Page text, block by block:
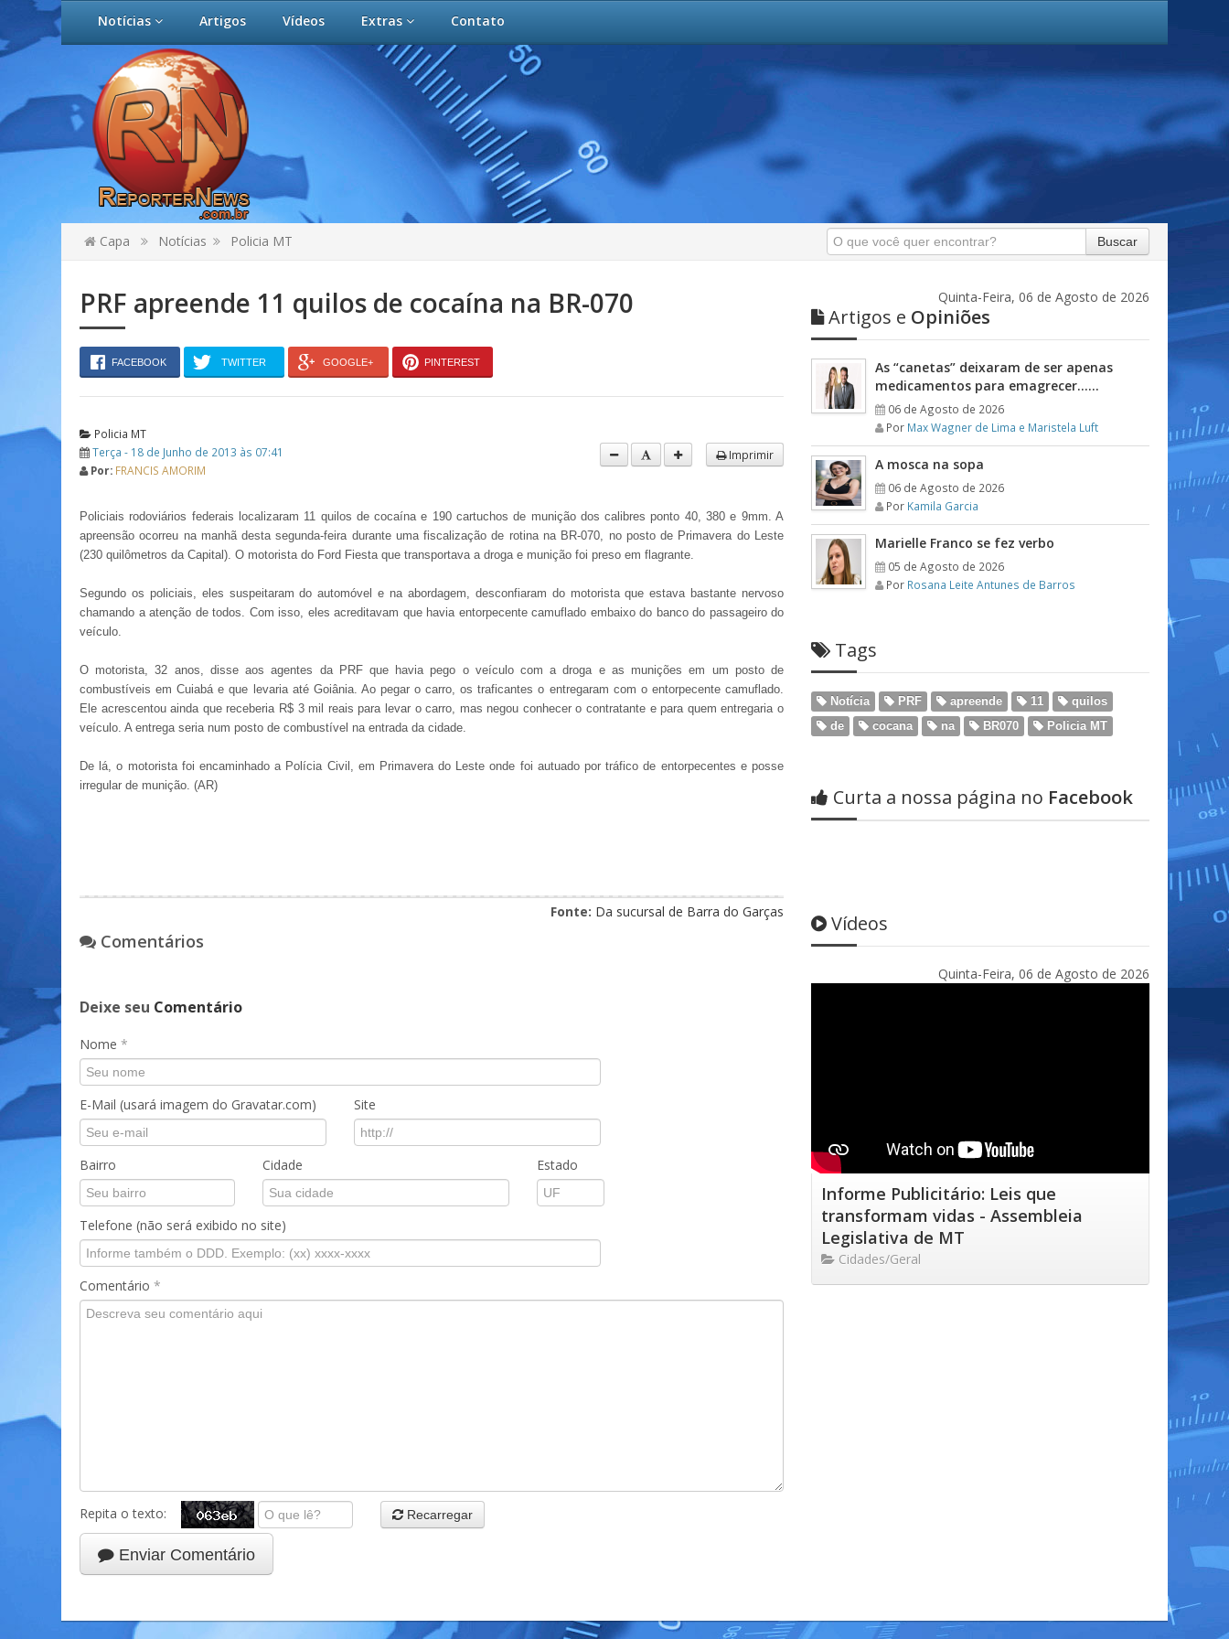
Notícias Artigos Vídeos Extras Contato
Capa Notícias Policia MT Buscar
PRF apreende 11 quilos de cocaína na BR-070
FACEBOOK TWITTER GOOGLE+ PINTEREST
Policia MT
Terça - 18 de Junho de 2013 às 07:41
Por: FRANCIS AMORIM
Imprimir
Policiais rodoviários federais localizaram 11 quilos de cocaína e 190 cartuchos de munição dos calibres ponto 40, 380 e 9mm. A
apreensão ocorreu na manhã desta segunda-feira durante uma fiscalização de rotina na BR-070, no posto de Primavera do Leste
(230 quilômetros da Capital). O motorista do Ford Fiesta que transportava a droga e munição foi preso em flagrante.
Segundo os policiais, eles suspeitaram do automóvel e na abordagem, desconfiaram do motorista que estava bastante nervoso
chamando a atenção de todos. Com isso, eles acreditavam que havia entorpecente camuflado embaixo do banco do passageiro do
veículo.
O motorista, 32 anos, disse aos agentes da PRF que havia pego o veículo com a droga e as munições em um posto de
combustíveis em Cuiabá e que levaria até Goiânia. Ao pegar o carro, os traficantes o entregaram com o entorpecente camuflado.
Ele acrescentou ainda que receberia R$ 3 mil reais para levar o carro, mas negou conhecer o contratante e para quem entregaria o
veículo. A entrega seria num posto de combustível na entrada da cidade.
De lá, o motorista foi encaminhado a Polícia Civil, em Primavera do Leste onde foi autuado por tráfico de entorpecentes e posse
irregular de munição. (AR)
Fonte: Da sucursal de Barra do Garças
Comentários
Deixe seu Comentário
Nome *
E-Mail (usará imagem do Gravatar.com) Site
Bairro Cidade Estado
Telefone (não será exibido no site)
Comentário *
Repita o texto: Recarregar
Enviar Comentário
Quinta-Feira, 06 de Agosto de 2026
Artigos e Opiniões
As “canetas” deixaram de ser apenas
medicamentos para emagrecer……
06 de Agosto de 2026
Por Max Wagner de Lima e Maristela Luft
A mosca na sopa
06 de Agosto de 2026
Por Kamila Garcia
Marielle Franco se fez verbo
05 de Agosto de 2026
Por Rosana Leite Antunes de Barros
Tags
Notícia PRF apreende 11
quilos
de
cocana na BR070 Policia MT
Curta a nossa página no Facebook
Vídeos
Quinta-Feira, 06 de Agosto de 2026
Informe Publicitário: Leis que
transformam vidas - Assembleia
Legislativa de MT
Cidades/Geral